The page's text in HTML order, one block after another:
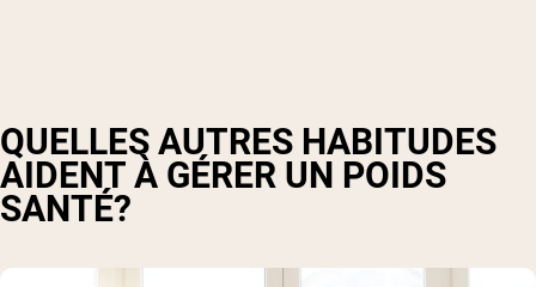
QUELLES AUTRES HABITUDES
AIDENT À GÉRER UN POIDS
SANTÉ?